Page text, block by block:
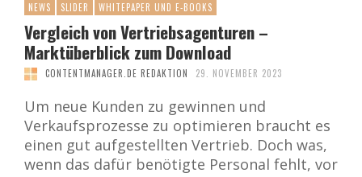
NEWS SLIDER WHITEPAPER UND E-BOOKS
Vergleich von Vertriebsagenturen –
Marktüberblick zum Download
CONTENTMANAGER.DE REDAKTION 29. NOVEMBER 2023
Um neue Kunden zu gewinnen und
Verkaufsprozesse zu optimieren braucht es
einen gut aufgestellten Vertrieb. Doch was,
wenn das dafür benötigte Personal fehlt, vor